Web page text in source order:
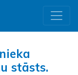
stāsts.